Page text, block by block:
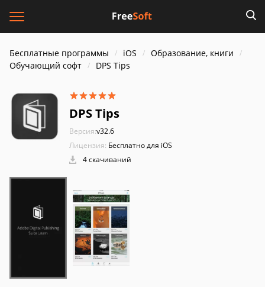
Бесплатные программы iOS
Образование, книги
Обучающий софт
DPS Tips
DPS Tips
Версия:v32.6
Лицензия: Бесплатно для iOS
4 скачиваний